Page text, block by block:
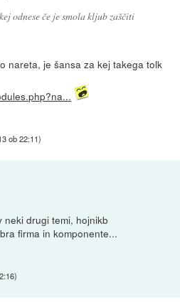
odnese če je smola kljub zaščiti
nareta, je šansa za kej takega tolk
ob 22:11)
drugi temi, hojnikb
firma in komponente...
)